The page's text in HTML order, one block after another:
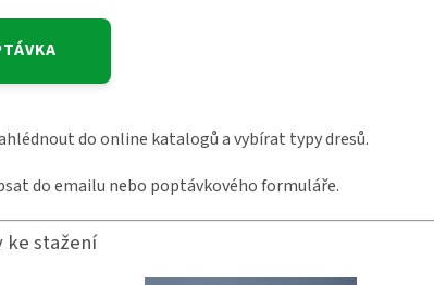
do online katalogů a vybírat typy dresů.
do emailu nebo poptávkového formuláře.
ke stažení